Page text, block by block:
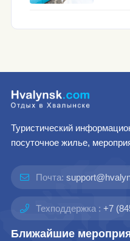
Туристический
посуточное жилье,
Почта:
Техподдержка : +7
Ближайшие